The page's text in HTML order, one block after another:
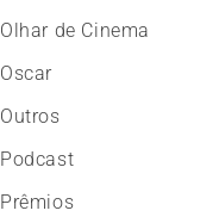
Olhar de Cinema
Oscar
Outros
Podcast
Prêmios